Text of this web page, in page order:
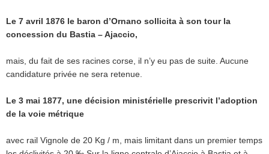
Le 7 avril 1876 le baron d’Ornano sollicita à son tour la
concession du Bastia – Ajaccio,
mais, du fait de ses racines corse, il n’y eu pas de suite. Aucune
candidature privée ne sera retenue.
Le 3 mai 1877, une décision ministérielle prescrivit l’adoption
de la voie métrique
avec rail Vignole de 20 Kg / m, mais limitant dans un premier temps